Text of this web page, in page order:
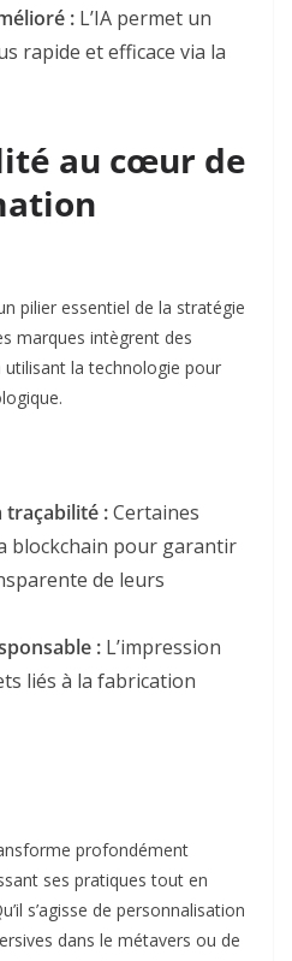
: L’IA permet un
rapide et efficace via la
au cœur de
pilier essentiel de la stratégie
marques intègrent des
la technologie pour
traçabilité :Certaines
blockchain pour garantir
de leurs
: L’impression
liés à la fabrication
profondément
ses pratiques tout en
s’agisse de personnalisation
dans le métavers ou de